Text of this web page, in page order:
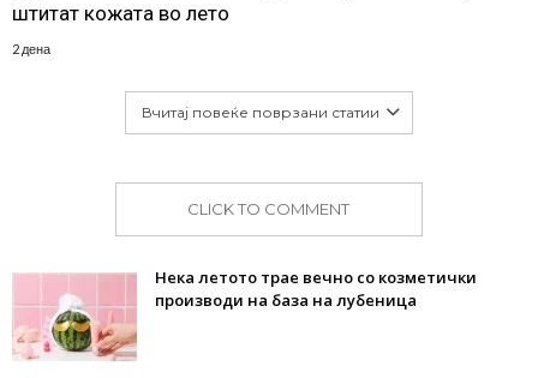
штитат кожата во лето
2 дена
Вчитај повеќе поврзани статии
CLICK TO COMMENT
Нека летото трае вечно со козметички
производи на база на лубеница